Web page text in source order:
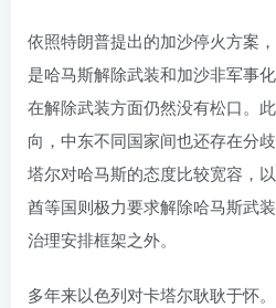
依照特朗普提出的加沙停火方案
是哈马斯解除武装和加沙非军事
在解除武装方面仍然没有松口。
向，中东不同国家间也还存在分
塔尔对哈马斯的态度比较宽容，
酋等国则极力要求解除哈马斯武
治理安排框架之外。
多年来以色列对卡塔尔耿耿于怀